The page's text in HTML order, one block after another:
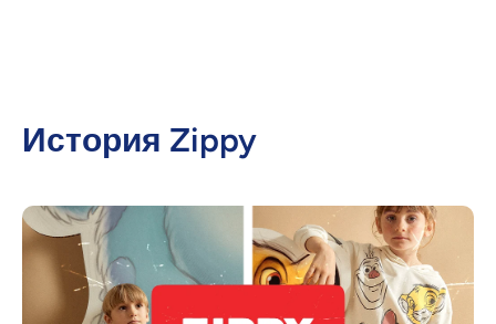
История Zippy